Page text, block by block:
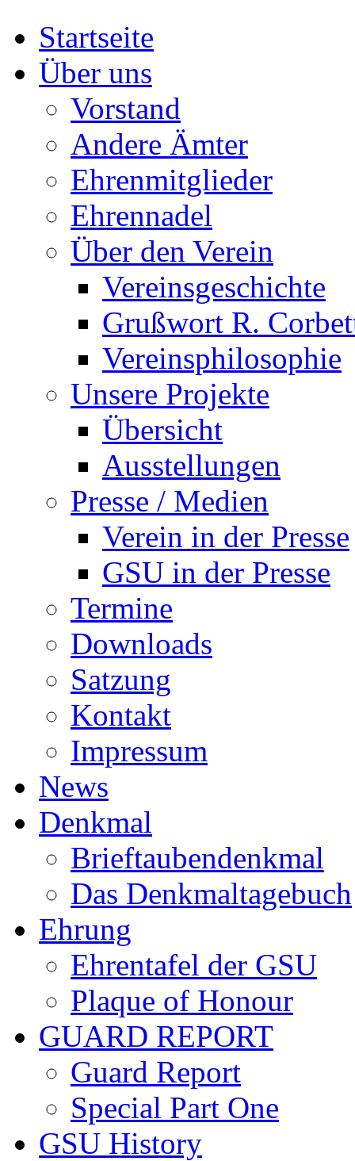
Startseite
Über uns
Vorstand
Andere Ämter
Ehrenmitglieder
Ehrennadel
Über den Verein
Vereinsgeschichte
Grußwort R.
Vereinsphilosophie
Unsere Projekte
Übersicht
Ausstellungen
Presse / Medien
Verein in der Presse
GSU in der Presse
Termine
Downloads
Satzung
Kontakt
Impressum
News
Denkmal
Brieftaubendenkmal
Das Denkmaltagebuch
Ehrung
Ehrentafel der GSU
Plaque of Honour
GUARD REPORT
Guard Report
Special Part One
GSU History